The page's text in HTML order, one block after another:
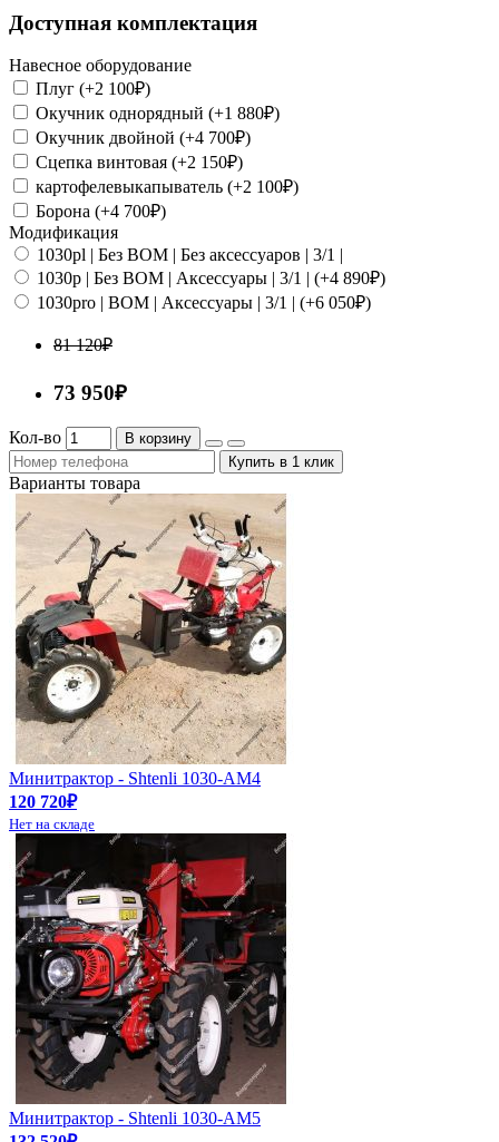
Доступная комплектация
Навесное оборудование
Плуг (+2 100₽)
Окучник однорядный (+1 880₽)
Окучник двойной (+4 700₽)
Сцепка винтовая (+2 150₽)
картофелевыкапыватель (+2 100₽)
Борона (+4 700₽)
Модификация
1030pl | Без ВОМ | Без аксессуаров | 3/1 |
1030p | Без ВОМ | Аксессуары | 3/1 | (+4 890₽)
1030pro | ВОМ | Аксессуары | 3/1 | (+6 050₽)
81 120₽
73 950₽
Кол-во
В корзину
Купить в 1 клик
Варианты товара
Минитрактор - Shtenli 1030-АМ4
120 720₽
Нет на складе
Минитрактор - Shtenli 1030-АМ5